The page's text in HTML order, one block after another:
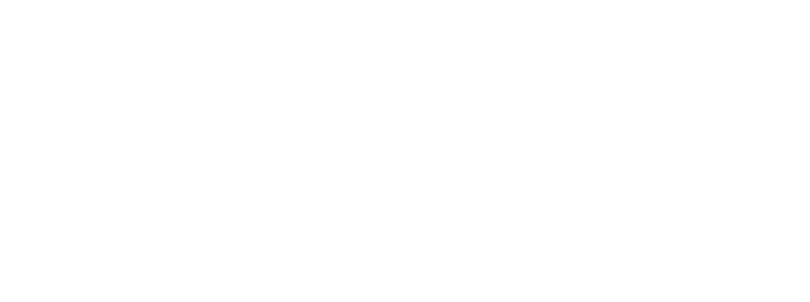
k dispozici lehátka a slunečníky (zdarma). V baru u bazénu jsou k dostání osvěžující nápoje. (otevřeno od 08:00 - 18:00).
večeře (také dětské menu).
(zdarma) a šipky (případně za poplatek). Ve vzdálenosti cca 200 m jsou nabízeny vodní sporty (částečně od místních poskytovatelů).
služby jsou závislé na ročním období a na místních klimatických podmínkách. Jazyky: angličtina. Kreditní karty: American Express.
dětskou postýlkou (zdarma), balkónem, internetem (zdarma), sejfem (za poplatek) a satelit.TV s plochou obrazovkou s místními
za týden.